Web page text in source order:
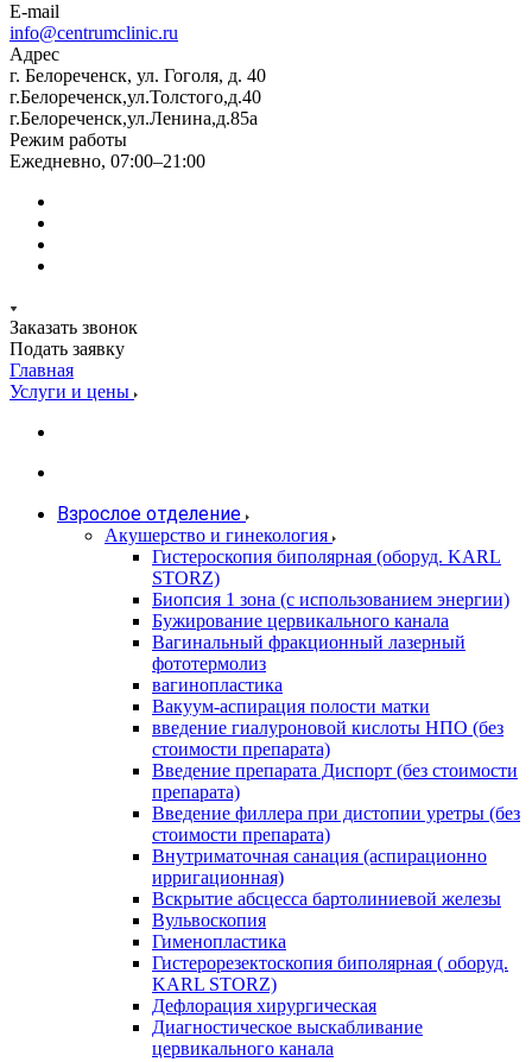
E-mail
info@centrumclinic.ru
Адрес
г. Белореченск, ул. Гоголя, д. 40
г.Белореченск,ул.Толстого,д.40
г.Белореченск,ул.Ленина,д.85а
Режим работы
Ежедневно, 07:00–21:00
Заказать звонок
Подать заявку
Главная
Услуги и цены
Взрослое отделение
Акушерство и гинекология
Гистероскопия биполярная (оборуд. KARL
STORZ)
Биопсия 1 зона (с использованием энергии)
Бужирование цервикального канала
Вагинальный фракционный лазерный
фототермолиз
вагинопластика
Вакуум-аспирация полости матки
введение гиалуроновой кислоты НПО (без
стоимости препарата)
Введение препарата Диспорт (без стоимости
препарата)
Введение филлера при дистопии уретры (без
стоимости препарата)
Внутриматочная санация (аспирационно
ирригационная)
Вскрытие абсцесса бартолиниевой железы
Вульвоскопия
Гименопластика
Гистерорезектоскопия биполярная ( оборуд.
KARL STORZ)
Дефлорация хирургическая
Диагностическое выскабливание
цервикального канала